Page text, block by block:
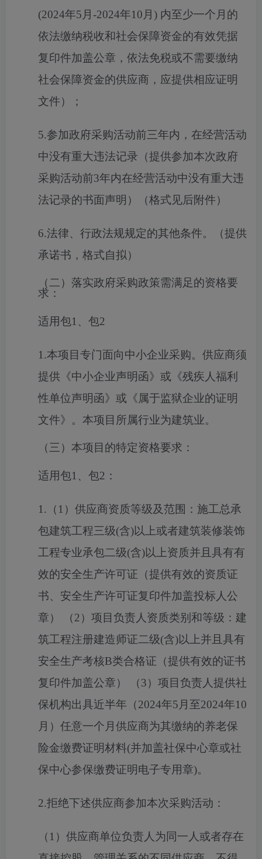
(2024年5月-2024年10月) 内至少一个月的
依法缴纳税收和社会保障资金的有效凭据
复印件加盖公章，依法免税或不需要缴纳
社会保障资金的供应商，应提供相应证明
文件）；
5.参加政府采购活动前三年内，在经营活动
中没有重大违法记录（提供参加本次政府
采购活动前3年内在经营活动中没有重大违
法记录的书面声明）（格式见后附件）
6.法律、行政法规规定的其他条件。（提供
承诺书，格式自拟）
（二）落实政府采购政策需满足的资格要
求：
适用包1、包2
1.本项目专门面向中小企业采购。供应商须
提供《中小企业声明函》或《残疾人福利
性单位声明函》或《属于监狱企业的证明
文件》。本项目所属行业为建筑业。
（三）本项目的特定资格要求：
适用包1、包2：
1.（1）供应商资质等级及范围：施工总承
包建筑工程三级(含)以上或者建筑装修装饰
工程专业承包二级(含)以上资质并且具有有
效的安全生产许可证（提供有效的资质证
书、安全生产许可证复印件加盖投标人公
章） （2）项目负责人资质类别和等级：建
筑工程注册建造师证二级(含)以上并且具有
安全生产考核B类合格证（提供有效的证书
复印件加盖公章） （3）项目负责人提供社
保机构出具近半年（2024年5月至2024年10
月）任意一个月供应商为其缴纳的养老保
险金缴费证明材料(并加盖社保中心章或社
保中心参保缴费证明电子专用章)。
2.拒绝下述供应商参加本次采购活动：
（ 1）供应商单位负责人为同一人或者存在